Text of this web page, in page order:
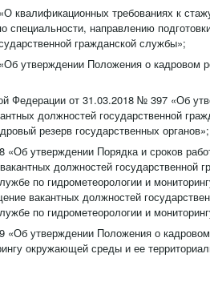
квалификационных требованиях к
специальности, направлению
гражданской службы»;
утверждении Положения о кадровом
Федерации от 31.03.2018 № 397 «Об
должностей государственной
резерв государственных органов»;
«Об утверждении Порядка и сроков
должностей государственной
по гидрометеорологии и
вакантных должностей
по гидрометеорологии и
«Об утверждении Положения о
окружающей среды и ее